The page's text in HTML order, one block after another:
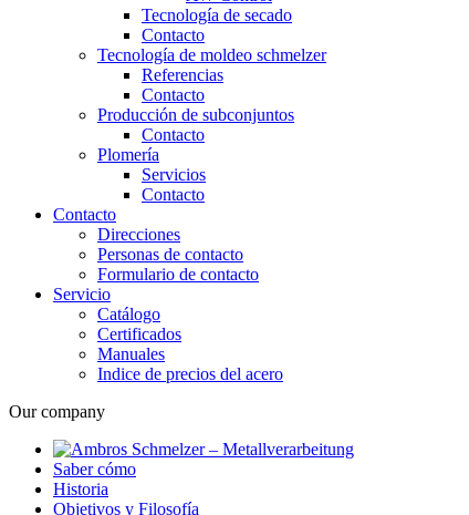
Tecnología de secado
Contacto
Tecnología de moldeo schmelzer
Referencias
Contacto
Producción de subconjuntos
Contacto
Plomería
Servicios
Contacto
Contacto
Direcciones
Personas de contacto
Formulario de contacto
Servicio
Catálogo
Certificados
Manuales
Indice de precios del acero
Our company
Saber cómo
Historia
Objetivos y Filosofía